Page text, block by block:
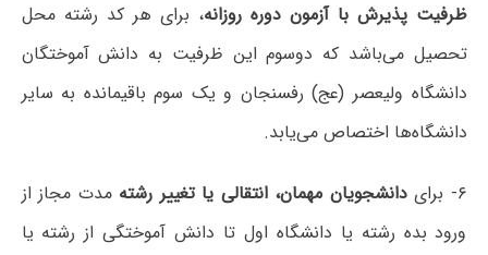
ظرفیت پذیرش با آزمون دوره روزانه، برای هر کد رشته محل
تحصیل می‌باشد که دوسوم این ظرفیت به دانش آموختگان
دانشگاه ولیعصر (عج) رفسنجان و یک سوم باقیمانده به سایر
دانشگاه‌ها اختصاص می‌یابد.
۶- برای دانشجویان مهمان، انتقالی یا تغییر رشته مدت مجاز از
ورود بده رشته یا دانشگاه اول تا دانش آموختگی از رشته یا